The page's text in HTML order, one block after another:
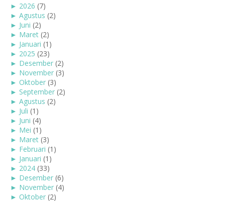
► 2026 (7)
► Agustus (2)
► Juni (2)
► Maret (2)
► Januari (1)
► 2025 (23)
► Desember (2)
► November (3)
► Oktober (3)
► September (2)
► Agustus (2)
► Juli (1)
► Juni (4)
► Mei (1)
► Maret (3)
► Februari (1)
► Januari (1)
► 2024 (33)
► Desember (6)
► November (4)
► Oktober (2)